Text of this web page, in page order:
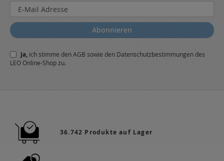
Melden
Sie
sich
für
Newsletter
a:
Abonnieren
Ja, ich stimme denAGB sowie den Datenschutzbestimmungendes
LEO Online-Shop zu.
36.742 Produkte auf Lager